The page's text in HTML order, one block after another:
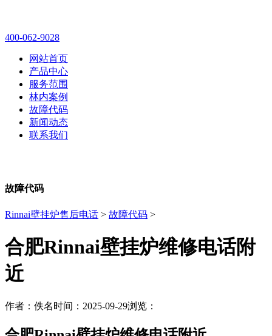
400-062-9028
网站首页
产品中心
服务范围
林内案例
故障代码
新闻动态
联系我们
故障代码
Rinnai壁挂炉售后电话 > 故障代码 >
合肥Rinnai壁挂炉维修电话附
近
作者：佚名时间：2025-09-29浏览：